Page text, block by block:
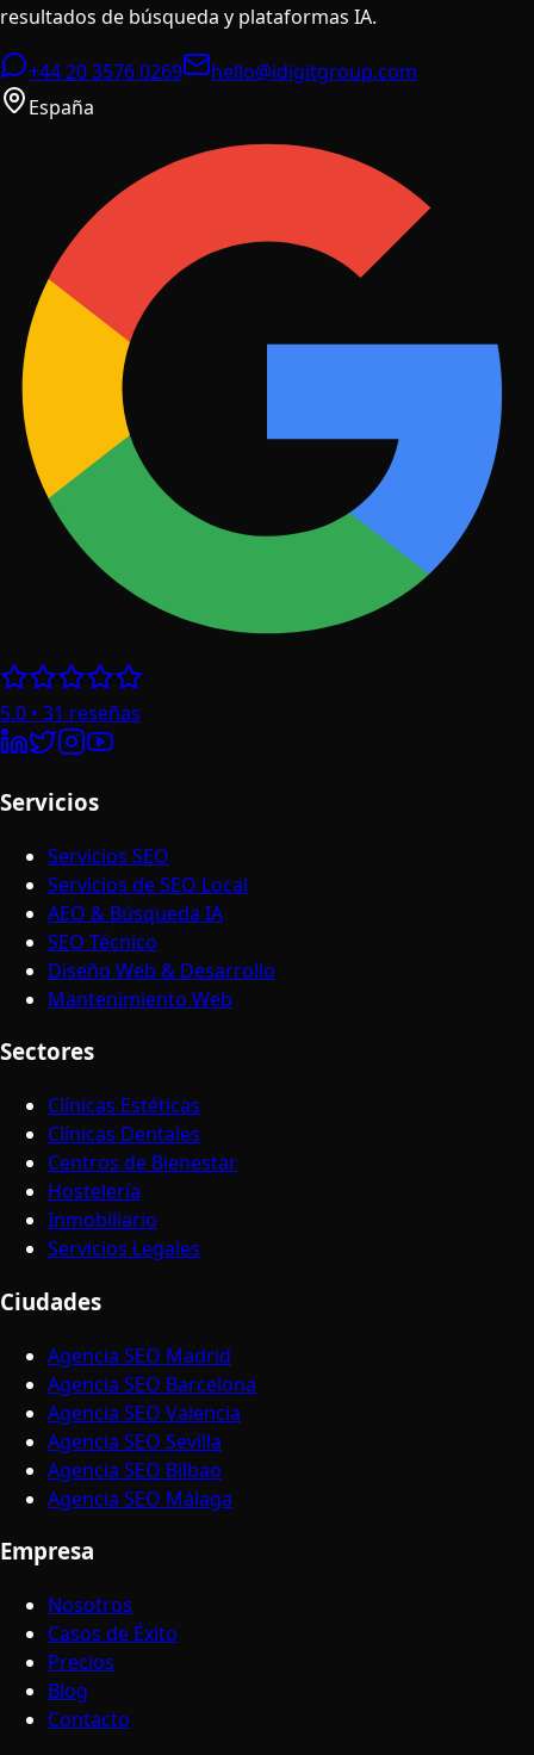
resultados de búsqueda y plataformas IA.
+44 20 3576 0269
hello@idigitgroup.com
España
5.0 • 31 reseñas
Servicios
Servicios SEO
Servicios de SEO Local
AEO & Búsqueda IA
SEO Técnico
Diseño Web & Desarrollo
Mantenimiento Web
Sectores
Clínicas Estéticas
Clínicas Dentales
Centros de Bienestar
Hostelería
Inmobiliario
Servicios Legales
Ciudades
Agencia SEO Madrid
Agencia SEO Barcelona
Agencia SEO Valencia
Agencia SEO Sevilla
Agencia SEO Bilbao
Agencia SEO Málaga
Empresa
Nosotros
Casos de Éxito
Precios
Blog
Contacto